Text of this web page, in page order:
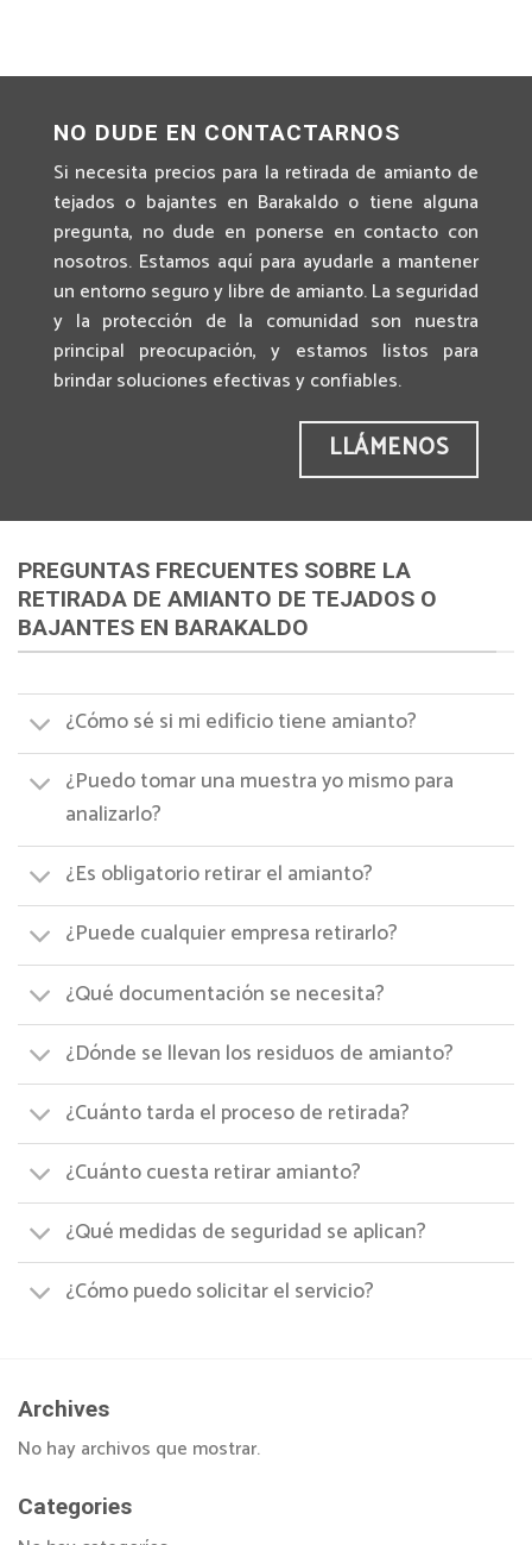
NO DUDE EN CONTACTARNOS
Si necesita precios para la retirada de amianto de
tejados o bajantes en Barakaldo o tiene alguna
pregunta, no dude en ponerse en contacto con
nosotros. Estamos aquí para ayudarle a mantener
un entorno seguro y libre de amianto. La seguridad
y la protección de la comunidad son nuestra
principal preocupación, y estamos listos para
brindar soluciones efectivas y confiables.
LLÁMENOS
PREGUNTAS FRECUENTES SOBRE LA
RETIRADA DE AMIANTO DE TEJADOS O
BAJANTES EN BARAKALDO
¿Cómo sé si mi edificio tiene amianto?
¿Puedo tomar una muestra yo mismo para
analizarlo?
¿Es obligatorio retirar el amianto?
¿Puede cualquier empresa retirarlo?
¿Qué documentación se necesita?
¿Dónde se llevan los residuos de amianto?
¿Cuánto tarda el proceso de retirada?
¿Cuánto cuesta retirar amianto?
¿Qué medidas de seguridad se aplican?
¿Cómo puedo solicitar el servicio?
Archives
No hay archivos que mostrar.
Categories